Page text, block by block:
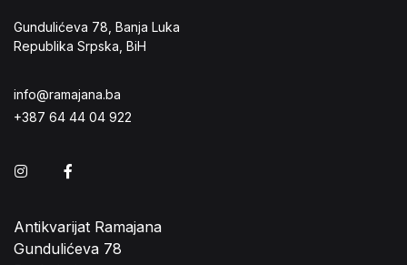
Gundulićeva 78, Banja Luka
Republika Srpska, BiH
info@ramajana.ba
+387 64 44 04 922
Instagram
Antikvarijat Ramajana
Gundulićeva 78